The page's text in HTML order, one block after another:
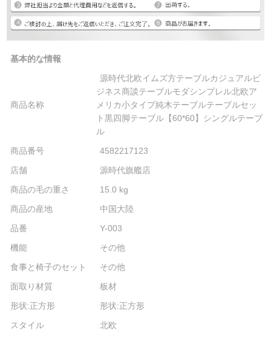
基本的な情報
商品名称
源時代北欧イムズ方テーブルカジュアルビ
ジネス商談テーブルモダシンプレル北欧ア
メリカ小タイプ純木テーブルテーブルセッ
ト黒四脚テーブル【60*60】シングルテーブ
ル
商品番号
4582217123
店舗
源時代旗艦店
商品の毛の重さ
15.0 kg
商品の産地
中国大陸
品番
Y-003
機能
その他
食事と椅子のセット
その他
面取り材質
板材
形状:正方形
形状:正方形
スタイル
北欧